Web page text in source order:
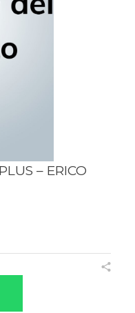
– ERICO